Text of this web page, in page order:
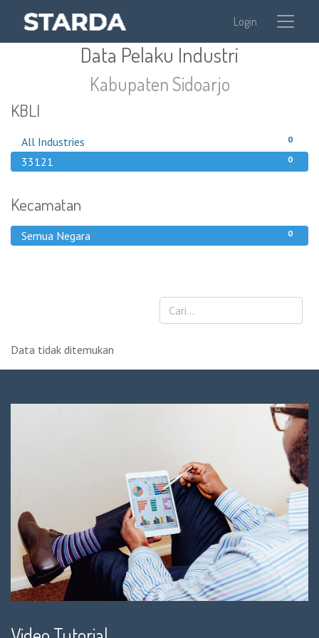
Login
Data Pelaku Industri
Kabupaten Sidoarjo
KBLI
0
All Industries
0
33121
Kecamatan
0
Semua Negara
Data tidak ditemukan